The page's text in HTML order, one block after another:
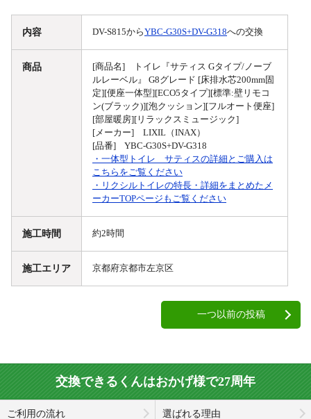
内容 DV-S815からYBC-G30S+DV-G318への交換
商品
[商品名] トイレ『サティス Gタイプ/ノーブ
ルレーベル』 G8グレード [床排水芯200mm固
定][便座一体型][ECO5タイプ][標準:壁リモコ
ン(ブラック)][泡クッション][フルオート便座]
[部屋暖房][リラックスミュージック]
[メーカー] LIXIL（INAX）
[品番] YBC-G30S+DV-G318
・一体型トイレ サティスの詳細とご購入は
こちらをご覧ください
・リクシルトイレの特長・詳細をまとめたメ
ーカーTOPページもご覧ください
施工時間 約2時間
施工エリア 京都府京都市左京区
一つ以前の投稿
交換できるくんはおかげ様で27周年
ご利用の流れ 選ばれる理由